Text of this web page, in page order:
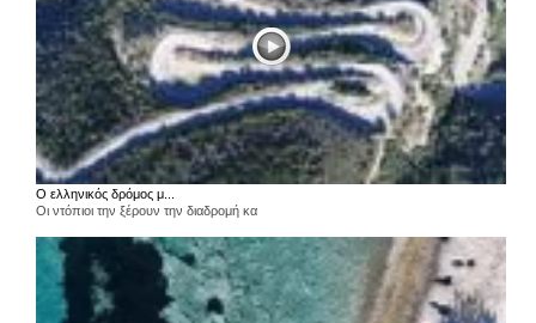
Ο ελληνικός δρόμος μ...
Οι ντόπιοι την ξέρουν την διαδρομή κα